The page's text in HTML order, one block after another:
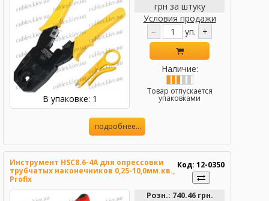
В упаковке: 1
грн за штуку
Условия продажи
−
уп. +
Наличие:
Товар отпускается
упаковками
подробнее...
Инструмент HSC8.6-4A для опрессовки
трубчатых наконечников 0,25-10,0мм.кв.,
Profix
Код: 12-0350
Розн.: 740.46 грн.